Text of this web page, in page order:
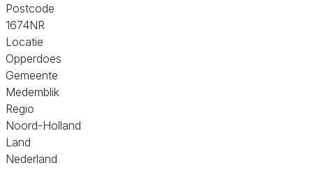
Postcode
1674NR
Locatie
Opperdoes
Gemeente
Medemblik
Regio
Noord-Holland
Land
Nederland